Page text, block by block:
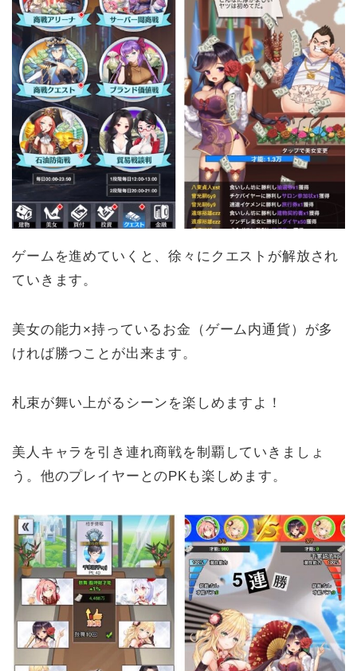
ゲームを進めていくと、徐々にクエストが解放され
ていきます。
美女の能力×持っているお金（ゲーム内通貨）が多
ければ勝つことが出来ます。
札束が舞い上がるシーンを楽しめますよ！
美人キャラを引き連れ商戦を制覇していきましょ
う。他のプレイヤーとのPKも楽しめます。